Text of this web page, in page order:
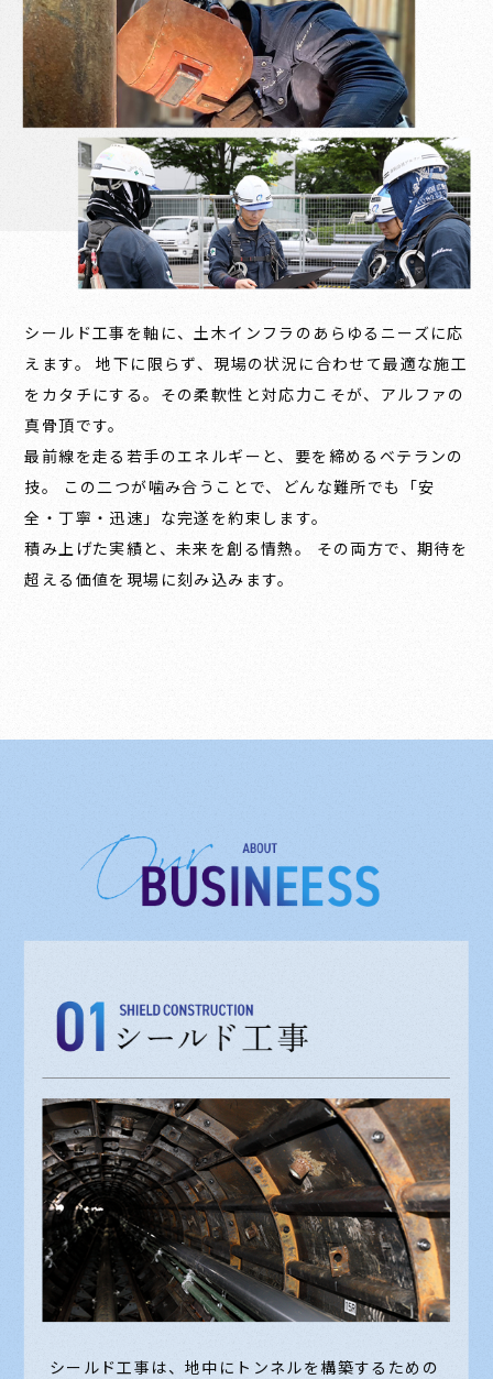
シールド工事を軸に、土木インフラのあらゆるニーズに応
えます。 地下に限らず、現場の状況に合わせて最適な施工
をカタチにする。その柔軟性と対応力こそが、アルファの
真骨頂です。
最前線を走る若手のエネルギーと、要を締めるベテランの
技。 この二つが噛み合うことで、どんな難所でも「安
全・丁寧・迅速」な完遂を約束します。
積み上げた実績と、未来を創る情熱。 その両方で、期待を
超える価値を現場に刻み込みます。
シールド工事は、地中にトンネルを構築するための